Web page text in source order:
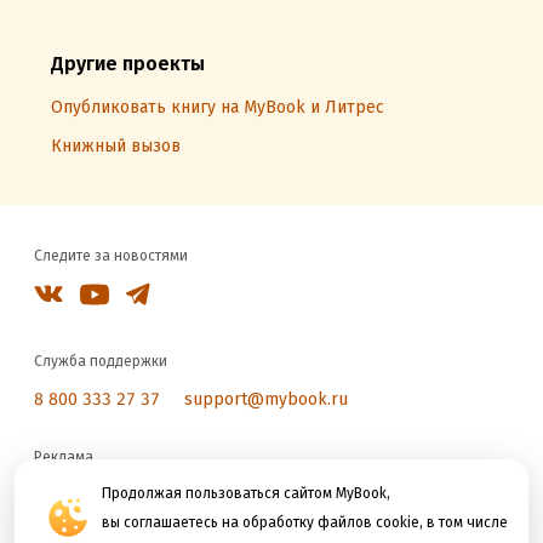
Продолжая пользоваться сайтом MyBook,
вы соглашаетесь на обработку файлов cookie, в том числе
Другие проекты
Опубликовать книгу на MyBook и Литрес
Книжный вызов
Следите за новостями
Служба поддержки
8 800 333 27 37 support@mybook.ru
Реклама
reklama@litres.ru